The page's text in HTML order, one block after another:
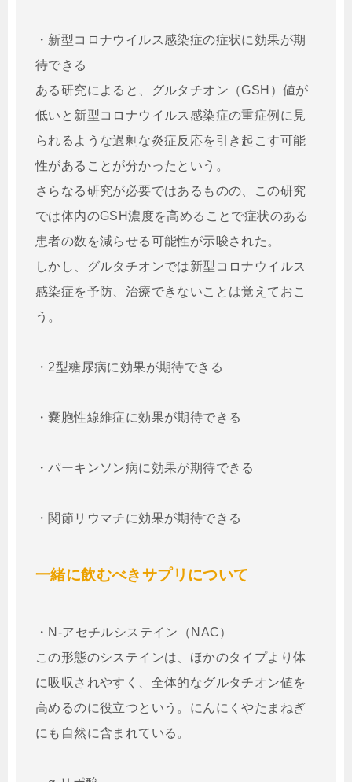
・新型コロナウイルス感染症の症状に効果が期
待できる
ある研究によると、グルタチオン（GSH）値が
低いと新型コロナウイルス感染症の重症例に見
られるような過剰な炎症反応を引き起こす可能
性があることが分かったという。
さらなる研究が必要ではあるものの、この研究
では体内のGSH濃度を高めることで症状のある
患者の数を減らせる可能性が示唆された。
しかし、グルタチオンでは新型コロナウイルス
感染症を予防、治療できないことは覚えておこ
う。
・2型糖尿病に効果が期待できる
・嚢胞性線維症に効果が期待できる
・パーキンソン病に効果が期待できる
・関節リウマチに効果が期待できる
一緒に飲むべきサプリについて
・N-アセチルシステイン（NAC）
この形態のシステインは、ほかのタイプより体
に吸収されやすく、全体的なグルタチオン値を
高めるのに役立つという。にんにくやたまねぎ
にも自然に含まれている。